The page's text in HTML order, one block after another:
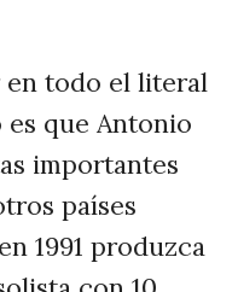
en todo el literal
que Antonio
importantes
países
1991 produzca